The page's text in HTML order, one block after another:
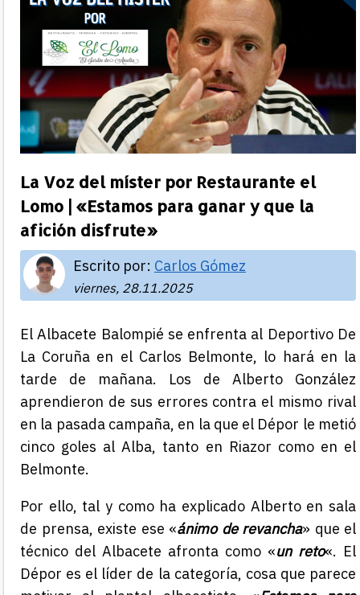
La Voz del míster por Restaurante el
Lomo | «Estamos para ganar y que la
afición disfrute»
Escrito por: Carlos Gómez
viernes, 28.11.2025
El Albacete Balompié se enfrenta al Deportivo De
La Coruña en el Carlos Belmonte, lo hará en la
tarde de mañana. Los de Alberto González
aprendieron de sus errores contra el mismo rival
en la pasada campaña, en la que el Dépor le metió
cinco goles al Alba, tanto en Riazor como en el
Belmonte.
Por ello, tal y como ha explicado Alberto en sala
de prensa, existe ese «ánimo de revancha» que el
técnico del Albacete afronta como «un reto«. El
Dépor es el líder de la categoría, cosa que parece